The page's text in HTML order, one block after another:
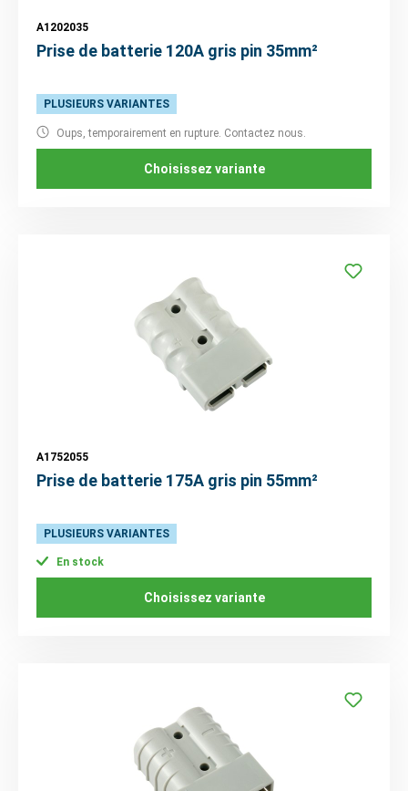
A1202035
Prise de batterie 120A gris pin 35mm²
PLUSIEURS VARIANTES
Oups, temporairement en rupture. Contactez nous.
Choisissez variante
A1752055
Prise de batterie 175A gris pin 55mm²
PLUSIEURS VARIANTES
En stock
Choisissez variante